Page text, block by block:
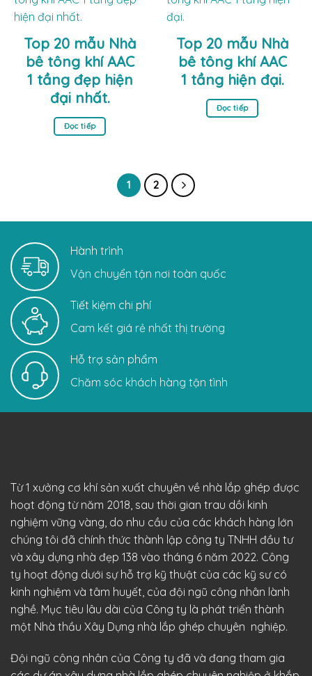
Top 20 mẫu Nhà
bê tông khí AAC
1 tầng đẹp hiện
đại nhất.
Đọc tiếp
Top 20 mẫu Nhà
bê tông khí AAC
1 tầng hiện đại.
Đọc tiếp
1 2
Hành trình
Vận chuyển tận nơi toàn quốc
Tiết kiệm chi phí
Cam kết giá rẻ nhất thị trường
Hỗ trợ sản phẩm
Chăm sóc khách hàng tận tình
Từ 1 xưởng cơ khí sản xuất chuyên về nhà lắp ghép được
hoạt động từ năm 2018, sau thời gian trau dồi kinh
nghiệm vững vàng, do nhu cầu của các khách hàng lớn
chúng tôi đã chính thức thành lập công ty TNHH đầu tư
và xây dựng nhà đẹp 138 vào tháng 6 năm 2022. Công
ty hoạt động dưới sự hỗ trợ kỹ thuật của các kỹ sư có
kinh nghiệm và tâm huyết, của đội ngũ công nhân lành
nghề. Mục tiêu lâu dài của Công ty là phát triển thành
một Nhà thầu Xây Dựng nhà lắp ghép chuyên nghiệp.
Đội ngũ công nhân của Công ty đã và đang tham gia